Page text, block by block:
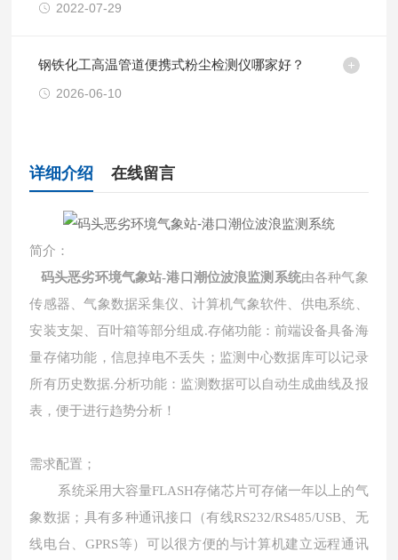
2022-07-29
钢铁化工高温管道便携式粉尘检测仪哪家好？
2026-06-10
详细介绍 在线留言
简介：
码头恶劣环境气象站-港口潮位波浪监测系统由各种气象
传感器、气象数据采集仪、计算机气象软件、供电系统、
安装支架、百叶箱等部分组成.存储功能：前端设备具备海
量存储功能，信息掉电不丢失；监测中心数据库可以记录
所有历史数据.分析功能：监测数据可以自动生成曲线及报
表，便于进行趋势分析！
需求配置；
系统采用大容量FLASH存储芯片可存储一年以上的气
象数据；具有多种通讯接口（有线RS232/RS485/USB 、无
线电台、GPRS等）可以很方便的与计算机建立远程通讯